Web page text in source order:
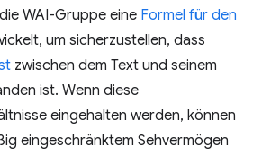
WAI-Gruppe eine Formel für den
um sicherzustellen, dass
zwischen dem Text und seinem
ist. Wenn diese
eingehalten werden, können
eingeschränktem Sehvermögen